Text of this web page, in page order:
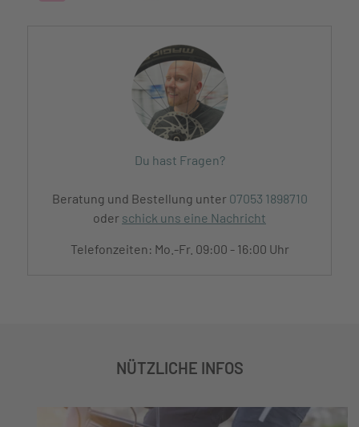
Du hast Fragen?
Beratung und Bestellung unter 07053 1898710
oder schick uns eine Nachricht
Telefonzeiten: Mo.-Fr. 09:00 - 16:00 Uhr
NÜTZLICHE INFOS